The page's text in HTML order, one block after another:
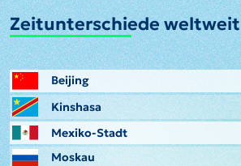
Zeitunterschiede weltweit
Beijing
Kinshasa
Mexiko-Stadt
Moskau